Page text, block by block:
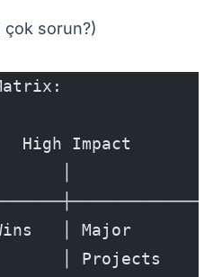
sorun?)
High Impact
│ Major
│ Projects